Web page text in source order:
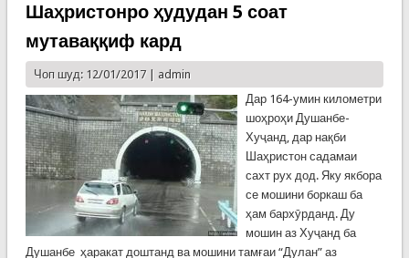
Шаҳристонро ҳудудан 5 соат
мутаваққиф кард
Чоп шуд: 12/01/2017 | admin
Дар 164-умин километри
шоҳроҳи Душанбе-
Хуҷанд, дар нақби
Шаҳристон садамаи
сахт рух дод. Яку якбора
се мошини боркаш ба
ҳам бархӯрданд. Ду
мошин аз Хуҷанд ба
Душанбе ҳаракат доштанд ва мошини тамғаи “Дулан” аз